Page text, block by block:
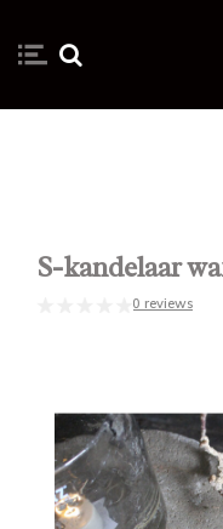
S-kandelaar
0 reviews